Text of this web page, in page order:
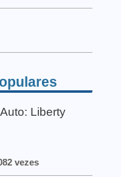
Liberty
vezes